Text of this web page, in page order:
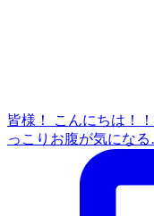
皆様！ こんにちは！
っこりお腹が気にな